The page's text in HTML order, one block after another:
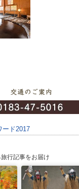
ード2017
行記事をお届け